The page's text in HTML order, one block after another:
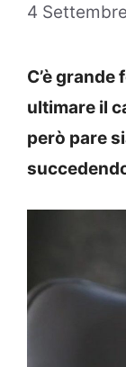
4
C’è
ultimare il
però pare